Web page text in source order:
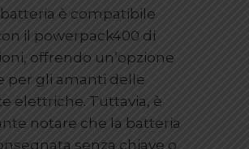
è compatibile
il powerpack400 di
offrendo un’opzione
per gli amanti delle
elettriche. Tuttavia, è
notare che la batteria
senza chiave o